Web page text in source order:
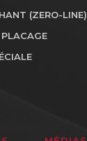
(ZERO-LINE)